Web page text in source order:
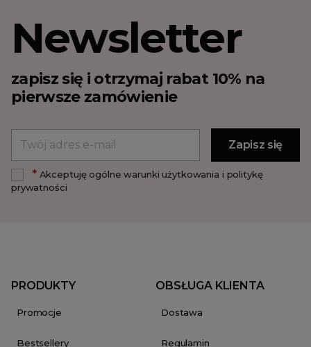
Newsletter
zapisz się i otrzymaj rabat 10% na
pierwsze zamówienie
*Akceptuję ogólne warunki użytkowania i politykę
prywatności
PRODUKTY
Promocje
Bestsellery
OBSŁUGA KLIENTA
Dostawa
Regulamin